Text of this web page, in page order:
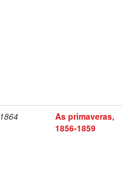
1864
As primaveras,
1856-1859